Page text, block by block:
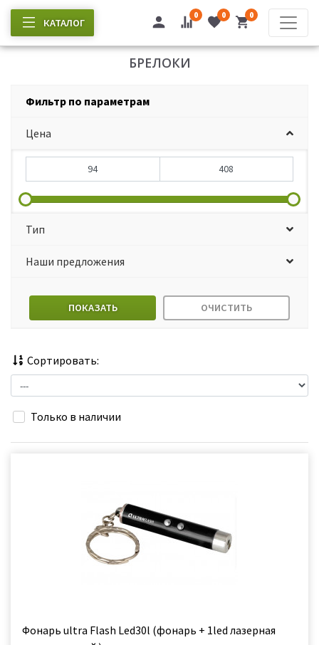
КАТАЛОГ
0 0 0
БРЕЛОКИ
Фильтр по параметрам
Цена
Тип
Наши предложения
ПОКАЗАТЬ ОЧИСТИТЬ
Сортировать:
Только в наличии
Фонарь ultra Flash Led30l (фонарь + 1led лазерная